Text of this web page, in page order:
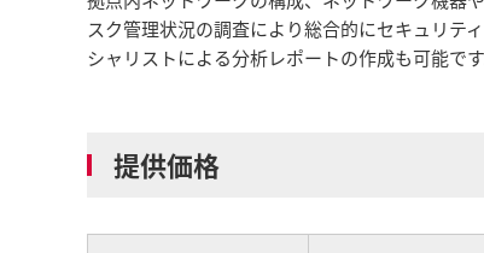
スク管理状況の調査により総合的にセキュリテ
シャリストによる分析レポートの作成も可能です
提供価格